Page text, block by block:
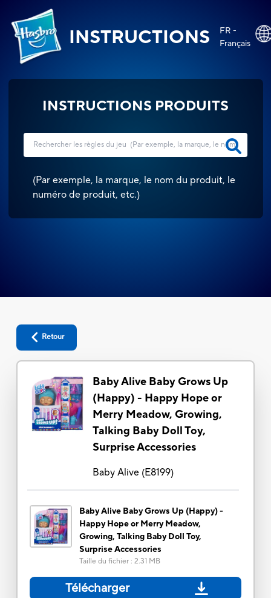
INSTRUCTIONS
FR -
Français
INSTRUCTIONS PRODUITS
(Par exemple, la marque, le nom du produit, le
numéro de produit, etc.)
Retour
Baby Alive Baby Grows Up
(Happy) - Happy Hope or
Merry Meadow, Growing,
Talking Baby Doll Toy,
Surprise Accessories
Baby Alive(E8199)
Baby Alive Baby Grows Up (Happy) -
Happy Hope or Merry Meadow,
Growing, Talking Baby Doll Toy,
Surprise Accessories
Taille du fichier: 2.31 MB
Télécharger